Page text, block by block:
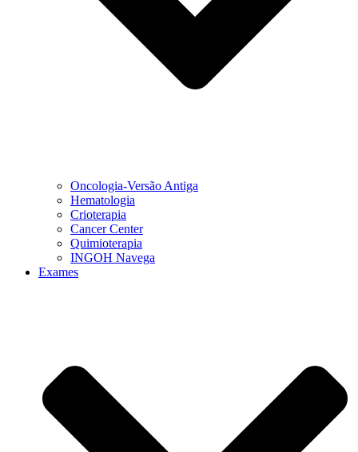
Oncologia-Versão Antiga
Hematologia
Crioterapia
Cancer Center
Quimioterapia
INGOH Navega
Exames